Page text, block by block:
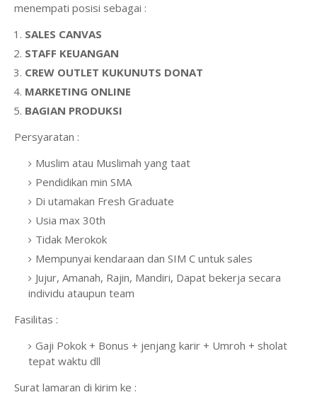
menempati posisi sebagai :
SALES CANVAS
STAFF KEUANGAN
CREW OUTLET KUKUNUTS DONAT
MARKETING ONLINE
BAGIAN PRODUKSI
Persyaratan :
Muslim atau Muslimah yang taat
Pendidikan min SMA
Di utamakan Fresh Graduate
Usia max 30th
Tidak Merokok
Mempunyai kendaraan dan SIM C untuk sales
Jujur, Amanah, Rajin, Mandiri, Dapat bekerja secara
individu ataupun team
Fasilitas :
Gaji Pokok + Bonus + jenjang karir + Umroh + sholat
tepat waktu dll
Surat lamaran di kirim ke :